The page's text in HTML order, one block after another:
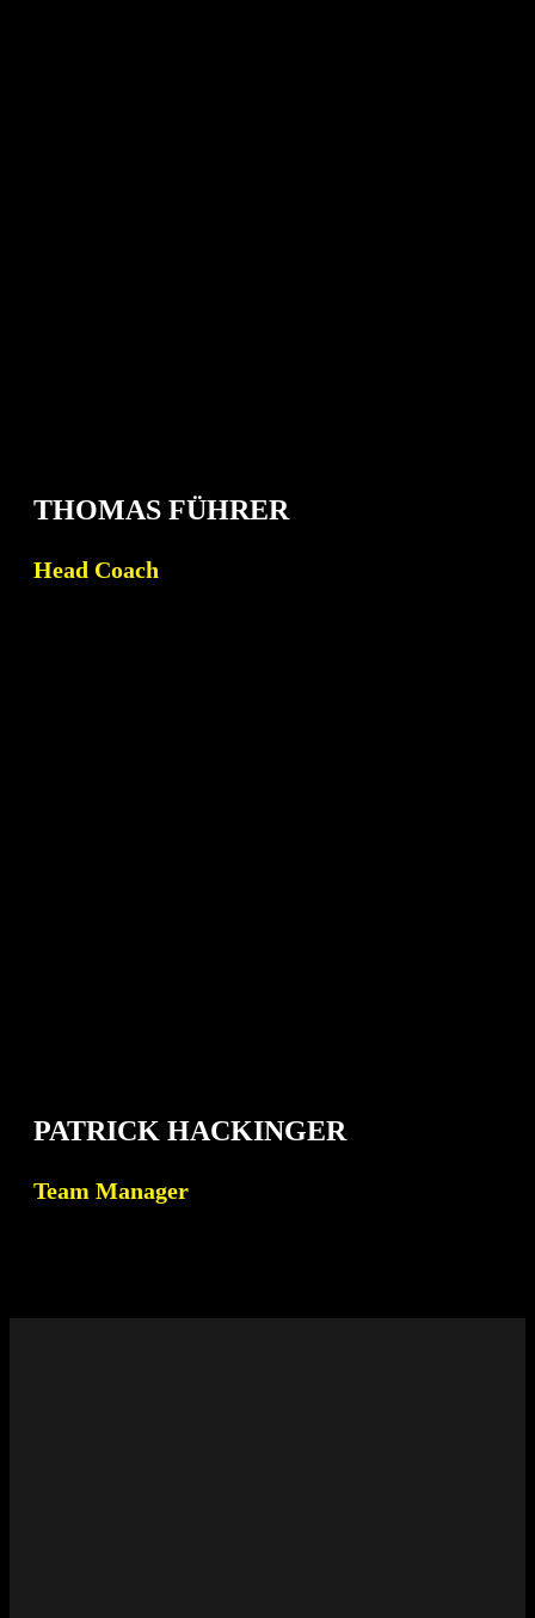
THOMAS FÜHRER
Head Coach
PATRICK HACKINGER
Team Manager